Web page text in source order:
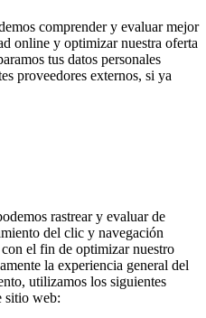
comprender y evaluar mejor
online y optimizar nuestra oferta
tus datos personales
proveedores externos, si ya
rastrear y evaluar de
del clic y navegación
el fin de optimizar nuestro
la experiencia general del
utilizamos los siguientes
sitio web: